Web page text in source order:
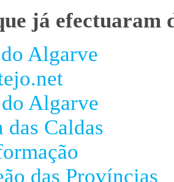
já efectuaram
Algarve
Algarve
das Caldas
das Províncias